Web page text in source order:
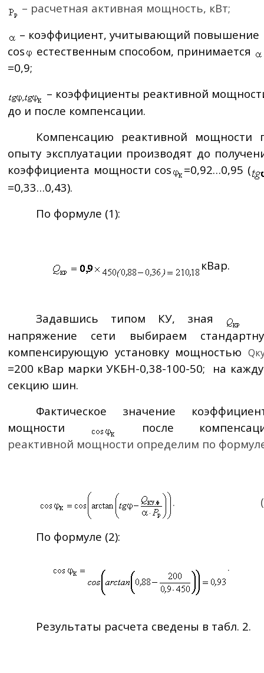
– расчетная активная мощность, кВт;
– коэффициент, учитывающий повышение
cos
естественным способом, принимается
=0,9;
– коэффициенты реактивной
до и после компенсации.
Компенсацию реактивной мощности
опыту эксплуатации производят до
коэффициента мощности cos
=0,92…0,95 (
=0,33…0,43).
По формуле (1):
кВар.
Задавшись типом КУ, зная
напряжение сети выбираем
компенсирующую установку мощностью
=200 кВар марки УКБН-0,38-100-50;
на
секцию шин.
Фактическое значение
мощности
после
реактивной мощности определим по
.
По формуле (2):
.
Результаты расчета сведены в табл. 2.